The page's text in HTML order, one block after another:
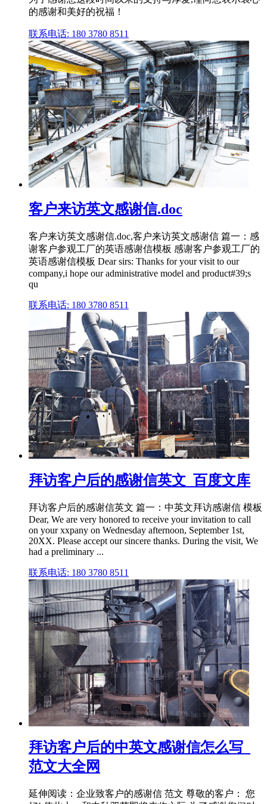
的感谢和美好的祝福！
联系电话: 180 3780 8511
客户来访英文感谢信.doc
客户来访英文感谢信.doc,客户来访英文感谢信 篇一：感
谢客户参观工厂的英语感谢信模板 感谢客户参观工厂的
英语感谢信模板 Dear sirs: Thanks for your visit to our
company,i hope our administrative model and product#39;s
qu
联系电话: 180 3780 8511
拜访客户后的感谢信英文_百度文库
拜访客户后的感谢信英文 篇一：中英文拜访感谢信 模板
Dear, We are very honored to receive your invitation to call
on your xxpany on Wednesday afternoon, September 1st,
20XX. Please accept our sincere thanks. During the visit, We
had a preliminary ...
联系电话: 180 3780 8511
拜访客户后的中英文感谢信怎么写_
范文大全网
延伸阅读：企业致客户的感谢信 范文 尊敬的客户： 您